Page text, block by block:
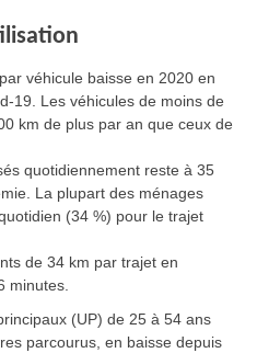
véhicule baisse en 2020 en
19. Les véhicules de moins de
km de plus par an que ceux de
quotidiennement reste à 35
La plupart des ménages
(34 %) pour le trajet
de 34 km par trajet en
minutes.
(UP) de 25 à 54 ans
parcourus, en baisse depuis